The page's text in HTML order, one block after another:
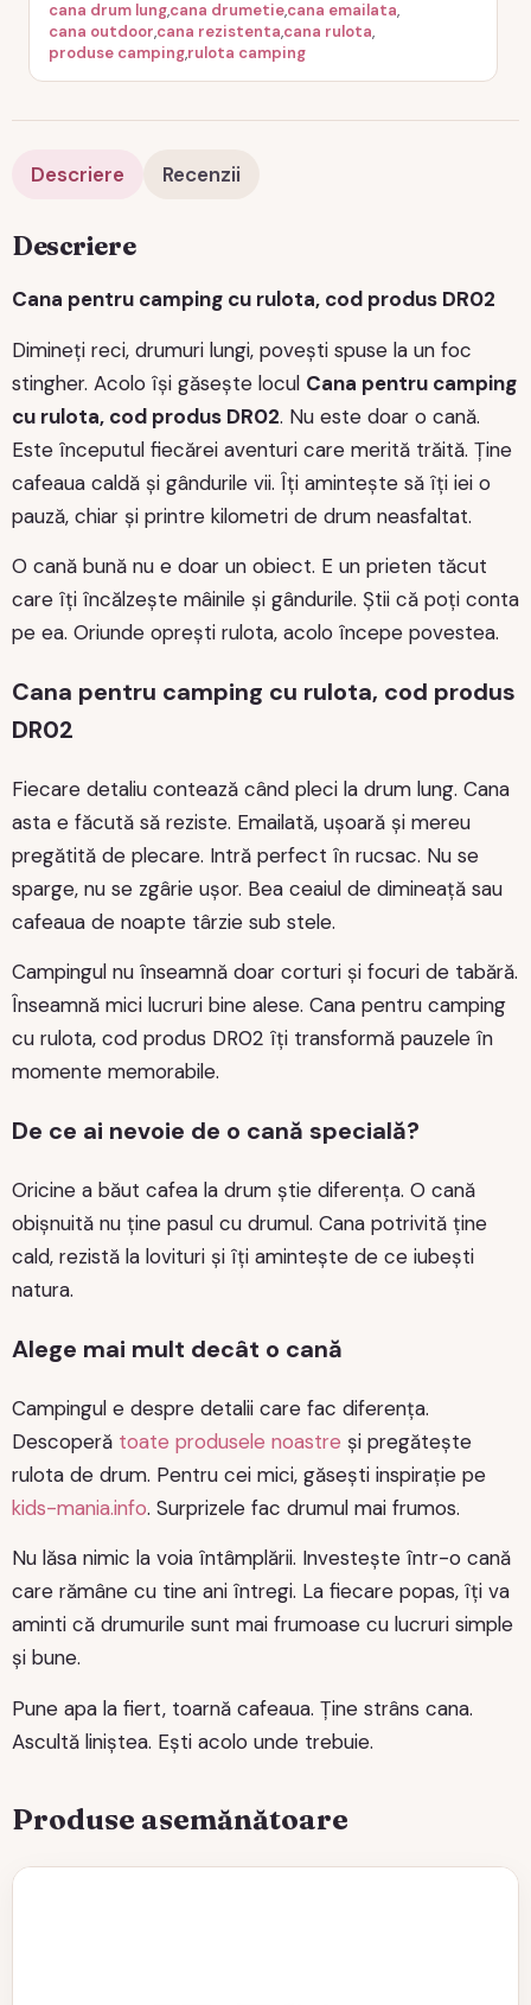
cana drum lung,cana drumetie,cana emailata,
cana outdoor,cana rezistenta,cana rulota,
produse camping,rulota camping
Descriere Recenzii
Descriere
Cana pentru camping cu rulota, cod produs DR02
Dimineți reci, drumuri lungi, povești spuse la un foc
stingher. Acolo își găsește locul Cana pentru camping
cu rulota, cod produs DR02. Nu este doar o cană.
Este începutul fiecărei aventuri care merită trăită. Ține
cafeaua caldă și gândurile vii. Îți amintește să îți iei o
pauză, chiar și printre kilometri de drum neasfaltat.
O cană bună nu e doar un obiect. E un prieten tăcut
care îți încălzește mâinile și gândurile. Știi că poți conta
pe ea. Oriunde oprești rulota, acolo începe povestea.
Cana pentru camping cu rulota, cod produs
DR02
Fiecare detaliu contează când pleci la drum lung. Cana
asta e făcută să reziste. Emailată, ușoară și mereu
pregătită de plecare. Intră perfect în rucsac. Nu se
sparge, nu se zgârie ușor. Bea ceaiul de dimineață sau
cafeaua de noapte târzie sub stele.
Campingul nu înseamnă doar corturi și focuri de tabără.
Înseamnă mici lucruri bine alese. Cana pentru camping
cu rulota, cod produs DR02 îți transformă pauzele în
momente memorabile.
De ce ai nevoie de o cană specială?
Oricine a băut cafea la drum știe diferența. O cană
obișnuită nu ține pasul cu drumul. Cana potrivită ține
cald, rezistă la lovituri și îți amintește de ce iubești
natura.
Alege mai mult decât o cană
Campingul e despre detalii care fac diferența.
Descoperă toate produsele noastre și pregătește
rulota de drum. Pentru cei mici, găsești inspirație pe
kids-mania.info. Surprizele fac drumul mai frumos.
Nu lăsa nimic la voia întâmplării. Investește într-o cană
care rămâne cu tine ani întregi. La fiecare popas, îți va
aminti că drumurile sunt mai frumoase cu lucruri simple
și bune.
Pune apa la fiert, toarnă cafeaua. Ține strâns cana.
Ascultă liniștea. Ești acolo unde trebuie.
Produse asemănătoare